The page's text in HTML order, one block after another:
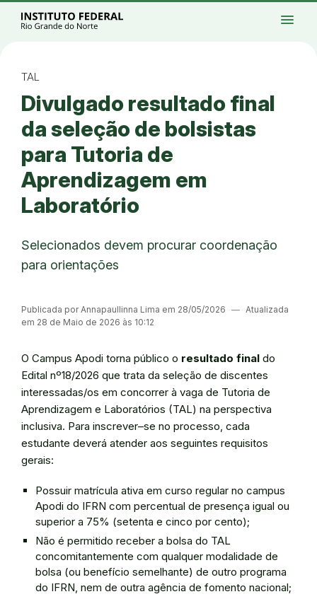
Ir para a página inicial
Ir para a busca
Alto contraste
Login da Área Administrativa
Acessibilidade
menu
TAL
Divulgado resultado final
da seleção de bolsistas
para Tutoria de
Aprendizagem em
Laboratório
Selecionados devem procurar coordenação
para orientações
Publicada por Annapaullinna Lima em 28/05/2026 ― Atualizada
em 28 de Maio de 2026 às 10:12
O Campus Apodi torna público o resultado final do
Edital nº18/2026 que trata da seleção de discentes
interessadas/os em concorrer à vaga de Tutoria de
Aprendizagem e Laboratórios (TAL) na perspectiva
inclusiva. Para inscrever–se no processo, cada
estudante deverá atender aos seguintes requisitos
gerais:
Possuir matrícula ativa em curso regular no campus
Apodi do IFRN com percentual de presença igual ou
superior a 75% (setenta e cinco por cento);
Não é permitido receber a bolsa do TAL
concomitantemente com qualquer modalidade de
bolsa (ou benefício semelhante) de outro programa
do IFRN, nem de outra agência de fomento nacional;